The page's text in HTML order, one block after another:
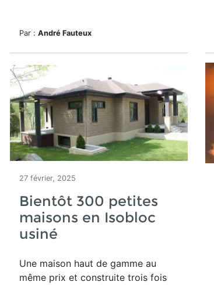
Par : André Fauteux
27 février, 2025
Bientôt 300 petites
maisons en Isobloc
usiné
Une maison haut de gamme au
même prix et construite trois fois